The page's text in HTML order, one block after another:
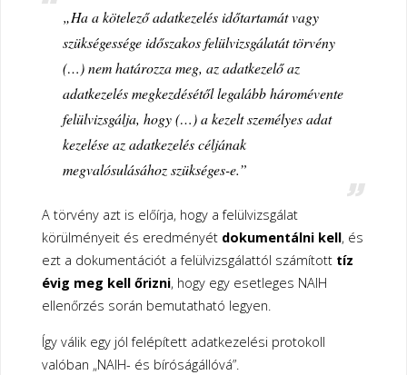
„Ha a kötelező adatkezelés időtartamát vagy
szükségessége időszakos felülvizsgálatát törvény
(…) nem határozza meg, az adatkezelő az
adatkezelés megkezdésétől legalább háromévente
felülvizsgálja, hogy (…) a kezelt személyes adat
kezelése az adatkezelés céljának
megvalósulásához szükséges-e.”
A törvény azt is előírja, hogy a felülvizsgálat
körülményeit és eredményét dokumentálni kell, és
ezt a dokumentációt a felülvizsgálattól számított tíz
évig meg kell őrizni, hogy egy esetleges NAIH
ellenőrzés során bemutatható legyen.
Így válik egy jól felépített adatkezelési protokoll
valóban „NAIH- és bíróságállóvá”.